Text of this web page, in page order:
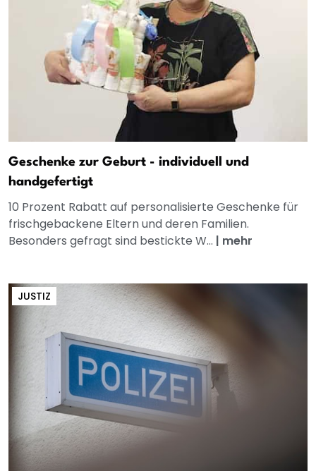
Geschenke zur Geburt - individuell und
handgefertigt
10 Prozent Rabatt auf personalisierte Geschenke für
frischgebackene Eltern und deren Familien.
Besonders gefragt sind bestickte W... | mehr
JUSTIZ